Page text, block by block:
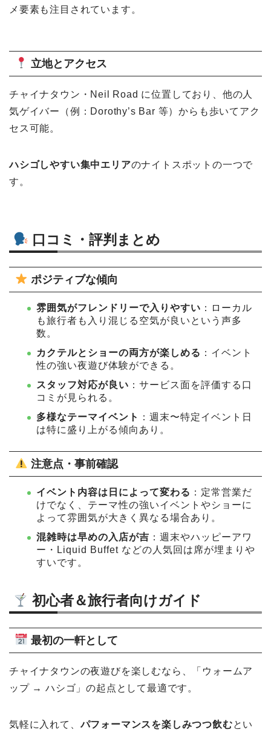
メ要素も注目されています。
立地とアクセス
チャイナタウン・Neil Road に位置しており、他の人
気ゲイバー（例：Dorothy’s Bar 等）からも歩いてアク
セス可能。
ハシゴしやすい集中エリアのナイトスポットの一つで
す。
口コミ・評判まとめ
ポジティブな傾向
雰囲気がフレンドリーで入りやすい ：ローカル
も旅行者も入り混じる空気が良いという声多
数。
カクテルとショーの両方が楽しめる ：イベント
性の強い夜遊び体験ができる。
スタッフ対応が良い ：サービス面を評価する口
コミが見られる。
多様なテーマイベント
：週末〜特定イベント日
は特に盛り上がる傾向あり。
注意点・事前確認
イベント内容は日によって変わる ：定常営業だ
けでなく、テーマ性の強いイベントやショーに
よって雰囲気が大きく異なる場合あり。
混雑時は早めの入店が吉 ：週末やハッピーアワ
ー・Liquid Buffet などの人気回は席が埋まりや
すいです。
初心者＆旅行者向けガイド
最初の一軒として
チャイナタウンの夜遊びを楽しむなら、「ウォームア
ップ → ハシゴ」の起点として最適です。
気軽に入れて、パフォーマンスを楽しみつつ飲むとい